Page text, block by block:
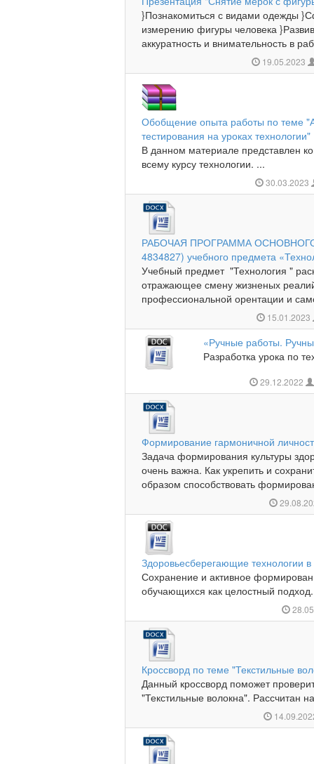
}Познакомиться с видами одежды
измерению фигуры человека
аккуратность и внимательность в
19.05.2023
Обобщение опыта работы по теме
тестирования на уроках технологии"
В данном материале представлен
всему курсу технологии. ...
30.03.2023
РАБОЧАЯ ПРОГРАММА
4834827) учебного предмета
Учебный предмет "Технология "
отражающее смену жизненых
профессиональной орентации и
15.01.2023
«Ручные работы.
Разработка урока по
29.12.2022
Формирование гармоничной
Задача формирования культуры
очень важна. Как укрепить и
образом способствовать
Здоровьесберегающие технологии
Сохранение и активное
обучающихся как целостный
Кроссворд по теме "Текстильные
Данный кроссворд поможет
"Текстильные волокна". Рассчитан